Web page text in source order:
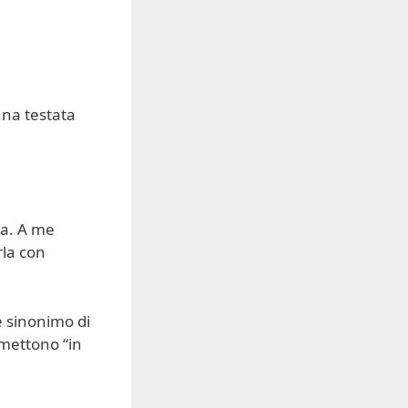
testata
A me
con
sinonimo di
“in